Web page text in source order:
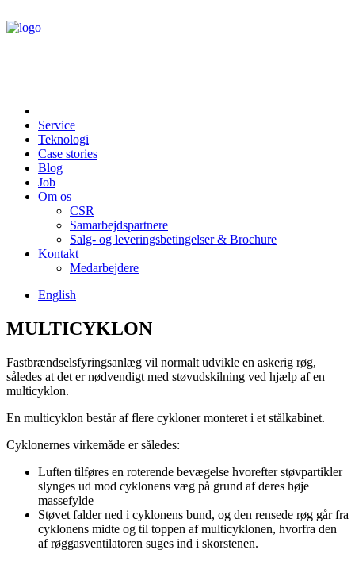
Service
Teknologi
Case stories
Blog
Job
Om os
CSR
Samarbejdspartnere
Salg- og leveringsbetingelser & Brochure
Kontakt
Medarbejdere
English
MULTICYKLON
Fastbrændselsfyringsanlæg vil normalt udvikle en askerig røg,
således at det er nødvendigt med støvudskilning ved hjælp af en
multicyklon.
En multicyklon består af flere cykloner monteret i et stålkabinet.
Cyklonernes virkemåde er således:
Luften tilføres en roterende bevægelse hvorefter støvpartikler
slynges ud mod cyklonens væg på grund af deres høje
massefylde
Støvet falder ned i cyklonens bund, og den rensede røg går fra
cyklonens midte og til toppen af multicyklonen, hvorfra den
af røggasventilatoren suges ind i skorstenen.